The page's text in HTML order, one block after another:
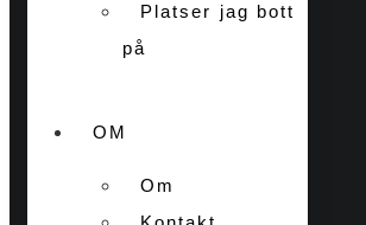
Platser jag bott
på
OM
Om